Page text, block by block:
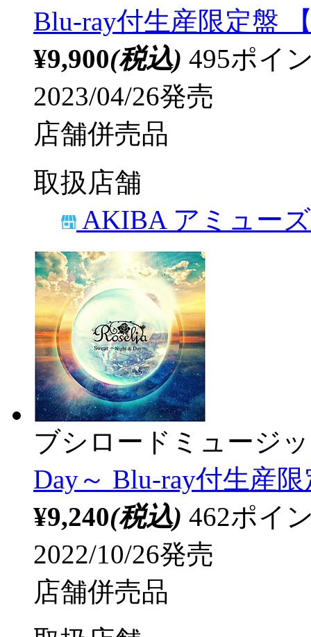
Blu-ray付生産限定盤
¥9,900(税込) 495ポイ
2023/04/26発売
店舗併売品
取扱店舗
AKIBA アミュー
ブシロードミュージ
Day～ Blu-ray付生産
¥9,240(税込) 462ポイ
2022/10/26発売
店舗併売品